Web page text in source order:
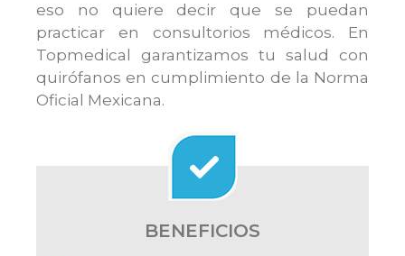
eso no quiere decir que se puedan
practicar en consultorios médicos. En
Topmedical garantizamos tu salud con
quirófanos en cumplimiento de la Norma
Oficial Mexicana.
BENEFICIOS